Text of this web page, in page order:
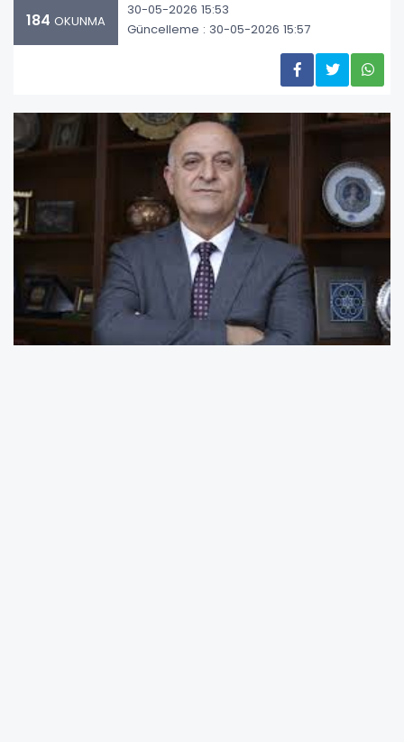
184 OKUNMA
30-05-2026 15:53
Güncelleme : 30-05-2026 15:57